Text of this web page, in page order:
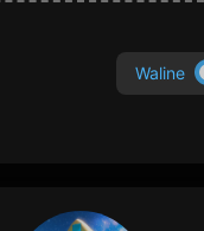
Waline